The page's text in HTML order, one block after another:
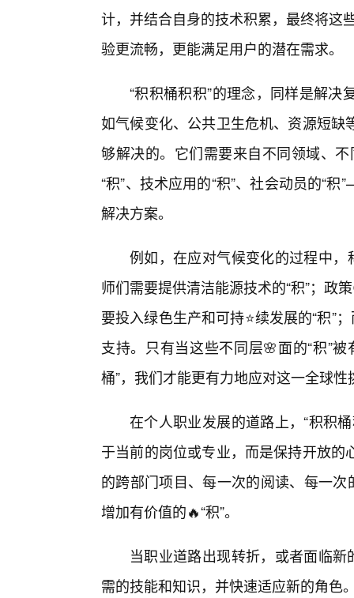
计，并结合自身的技术积累，最终将这
验更流畅，更能满足用户的潜在需求。
“积积桶积积”的理念，同样是解
如气候变化、公共卫生危机、资源短
够解决的。它们需要来自不同领域、
“积”、技术应用的“积”、社会动员的“
解决方案。
例如，在应对气候变化的过程中，
师们需要提供清洁能源技术的“积”；政
要投入绿色生产和可持⭐续发展的“积”
支持。只有当这些不同层🌸面的“积”
桶”，我们才能更有力地应对这一全球性
在个人职业发展的道路上，“积积
于当前的岗位或专业，而是保持开放
的跨部门项目、每一次的阅读、每一
增加有价值的🔥“积”。
当职业道路出现转折，或者面临
需的技能和知识，并快速适应新的角色